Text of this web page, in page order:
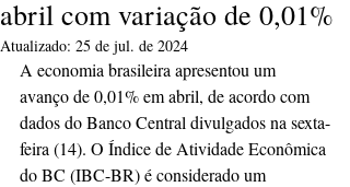
abril com variação de 0,01%
Atualizado: 25 de jul. de 2024
A economia brasileira apresentou um
avanço de 0,01% em abril, de acordo com
dados do Banco Central divulgados na sexta-
feira (14). O Índice de Atividade Econômica
do BC (IBC-BR) é considerado um